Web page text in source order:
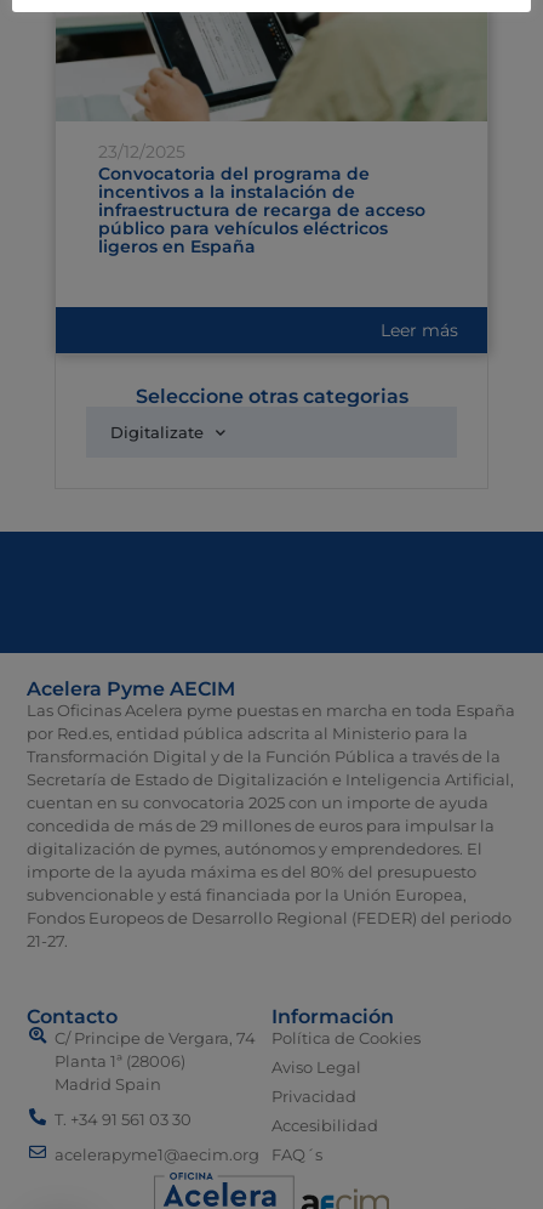
23/12/2025
Convocatoria del programa de
incentivos a la instalación de
infraestructura de recarga de acceso
público para vehículos eléctricos
ligeros en España
Leer más
Seleccione otras categorias
Digitalizate
Acelera Pyme AECIM
Las Oficinas Acelera pyme puestas en marcha en toda España
por Red.es, entidad pública adscrita al Ministerio para la
Transformación Digital y de la Función Pública a través de la
Secretaría de Estado de Digitalización e Inteligencia Artificial,
cuentan en su convocatoria 2025 con un importe de ayuda
concedida de más de 29 millones de euros para impulsar la
digitalización de pymes, autónomos y emprendedores. El
importe de la ayuda máxima es del 80% del presupuesto
subvencionable y está financiada por la Unión Europea,
Fondos Europeos de Desarrollo Regional (FEDER) del periodo
21-27.
Contacto
C/ Principe de Vergara, 74
Planta 1ª (28006)
Madrid Spain
T. +34 91 561 03 30
acelerapyme1@aecim.org
Información
Política de Cookies
Aviso Legal
Privacidad
Accesibilidad
FAQ´s